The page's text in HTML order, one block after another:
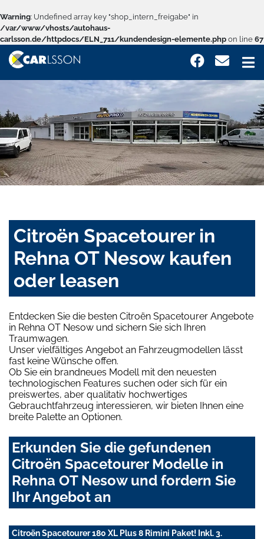
Warning: Undefined array key "shop_intern_freigabe" in
/var/www/vhosts/autohaus-
carlsson.de/httpdocs/ELN_711/kundendesign-elemente.php on line 67
Citroën Spacetourer in
Rehna OT Nesow kaufen
oder leasen
Entdecken Sie die besten Citroën Spacetourer Angebote
in Rehna OT Nesow und sichern Sie sich Ihren
Traumwagen.
Unser vielfältiges Angebot an Fahrzeugmodellen lässt
fast keine Wünsche offen.
Ob Sie ein brandneues Modell mit den neuesten
technologischen Features suchen oder sich für ein
preiswertes, aber qualitativ hochwertiges
Gebrauchtfahrzeug interessieren, wir bieten Ihnen eine
breite Palette an Optionen.
Erkunden Sie die gefundenen
Citroën Spacetourer Modelle in
Rehna OT Nesow und fordern Sie
Ihr Angebot an
Citroën Spacetourer 180 XL Plus 8 Rimini Paket! Inkl. 3.